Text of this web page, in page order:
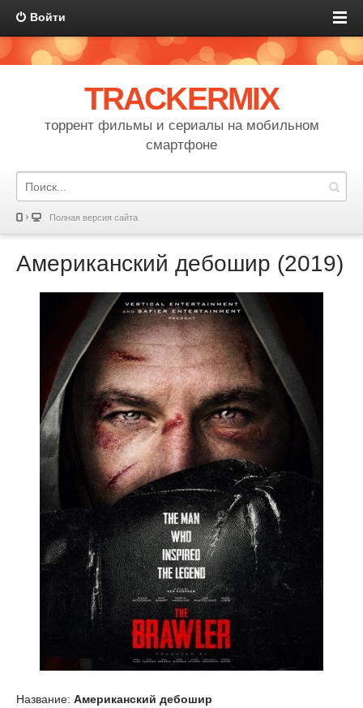
Войти
TRACKERMIX
торрент фильмы и сериалы на мобильном
смартфоне
Полная версия сайта
Американский дебошир (2019)
Название: Американский дебошир